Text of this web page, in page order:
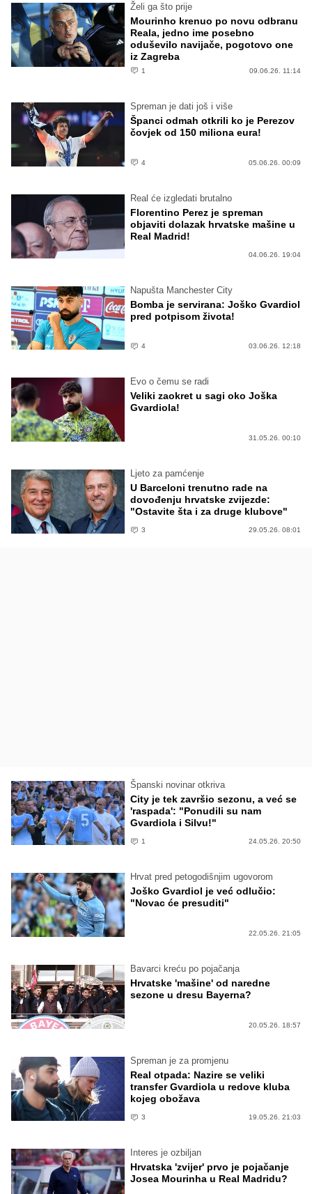
Želi ga što prije
Mourinho krenuo po novu odbranu
Reala, jedno ime posebno
oduševilo navijače, pogotovo one
iz Zagreba
1 09.06.26. 11:14
Spreman je dati još i više
Španci odmah otkrili ko je Perezov
čovjek od 150 miliona eura!
4 05.06.26. 00:09
Real će izgledati brutalno
Florentino Perez je spreman
objaviti dolazak hrvatske mašine u
Real Madrid!
04.06.26. 19:04
Napušta Manchester City
Bomba je servirana: Joško Gvardiol
pred potpisom života!
4 03.06.26. 12:18
Evo o čemu se radi
Veliki zaokret u sagi oko Joška
Gvardiola!
31.05.26. 00:10
Ljeto za pamćenje
U Barceloni trenutno rade na
dovođenju hrvatske zvijezde:
"Ostavite šta i za druge klubove"
3 29.05.26. 08:01
Španski novinar otkriva
City je tek završio sezonu, a već se
'raspada': "Ponudili su nam
Gvardiola i Silvu!"
1 24.05.26. 20:50
Hrvat pred petogodišnjim ugovorom
Joško Gvardiol je već odlučio:
"Novac će presuditi"
22.05.26. 21:05
Bavarci kreću po pojačanja
Hrvatske 'mašine' od naredne
sezone u dresu Bayerna?
20.05.26. 18:57
Spreman je za promjenu
Real otpada: Nazire se veliki
transfer Gvardiola u redove kluba
kojeg obožava
3 19.05.26. 21:03
Interes je ozbiljan
Hrvatska 'zvijer' prvo je pojačanje
Josea Mourinha u Real Madridu?